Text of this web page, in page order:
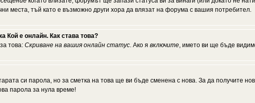
места, тъй като е възможно други хора да влязат на форума с вашия потребител.
Кой е онлайн. Как става това?
това: Скриване на вашия онлайн статус. Ако я включите, името ви ще бъде
си парола, но за сметка на това ще ви бъде сменена с нова. За да получите
парола за нула време!